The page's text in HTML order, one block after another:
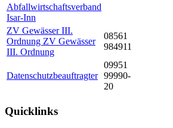
Abfallwirtschaftsverband
Isar-Inn
ZV Gewässer III.
Ordnung ZV Gewässer
III. Ordnung
08561
984911
Datenschutzbeauftragter
09951
99990-
20
Quicklinks